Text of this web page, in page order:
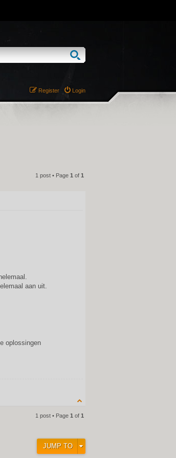
Login
Register
1 post • Page 1 of 1
aan uit.
oplossingen
1 post • Page 1 of 1
JUMP TO